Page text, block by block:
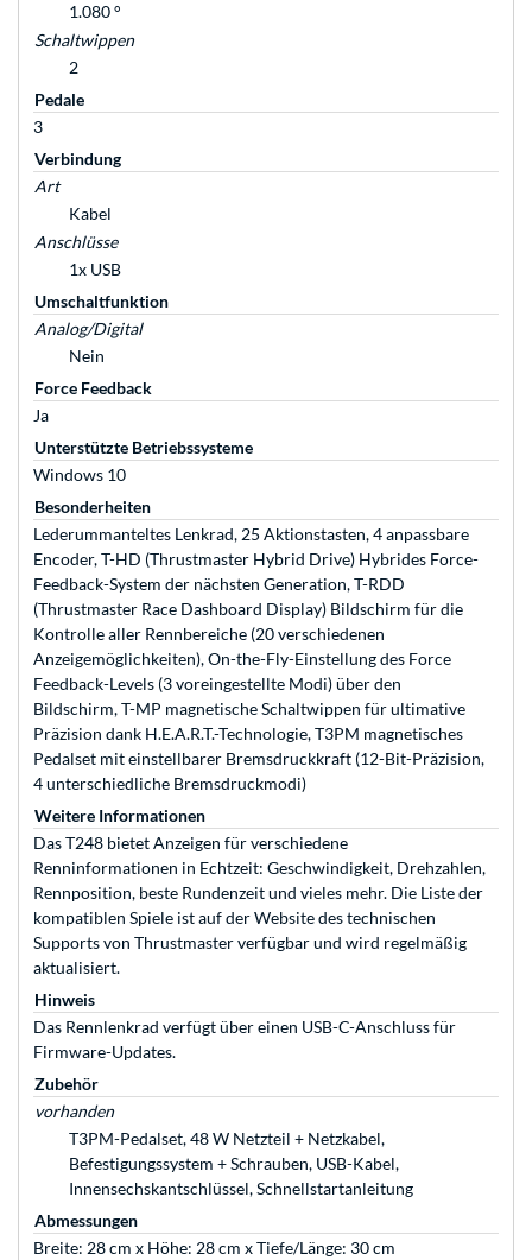
1.080 °
Schaltwippen
2
Pedale
3
Verbindung
Art
Kabel
Anschlüsse
1x USB
Umschaltfunktion
Analog/Digital
Nein
Force Feedback
Ja
Unterstützte Betriebssysteme
Windows 10
Besonderheiten
Lederummanteltes Lenkrad, 25 Aktionstasten, 4 anpassbare
Encoder, T-HD (Thrustmaster Hybrid Drive) Hybrides Force-
Feedback-System der nächsten Generation, T-RDD
(Thrustmaster Race Dashboard Display) Bildschirm für die
Kontrolle aller Rennbereiche (20 verschiedenen
Anzeigemöglichkeiten), On-the-Fly-Einstellung des Force
Feedback-Levels (3 voreingestellte Modi) über den
Bildschirm, T-MP magnetische Schaltwippen für ultimative
Präzision dank H.E.A.R.T.-Technologie, T3PM magnetisches
Pedalset mit einstellbarer Bremsdruckkraft (12-Bit-Präzision,
4 unterschiedliche Bremsdruckmodi)
Weitere Informationen
Das T248 bietet Anzeigen für verschiedene
Renninformationen in Echtzeit: Geschwindigkeit, Drehzahlen,
Rennposition, beste Rundenzeit und vieles mehr. Die Liste der
kompatiblen Spiele ist auf der Website des technischen
Supports von Thrustmaster verfügbar und wird regelmäßig
aktualisiert.
Hinweis
Das Rennlenkrad verfügt über einen USB-C-Anschluss für
Firmware-Updates.
Zubehör
vorhanden
T3PM-Pedalset, 48 W Netzteil + Netzkabel,
Befestigungssystem + Schrauben, USB-Kabel,
Innensechskantschlüssel, Schnellstartanleitung
Abmessungen
Breite: 28 cm x Höhe: 28 cm x Tiefe/Länge: 30 cm